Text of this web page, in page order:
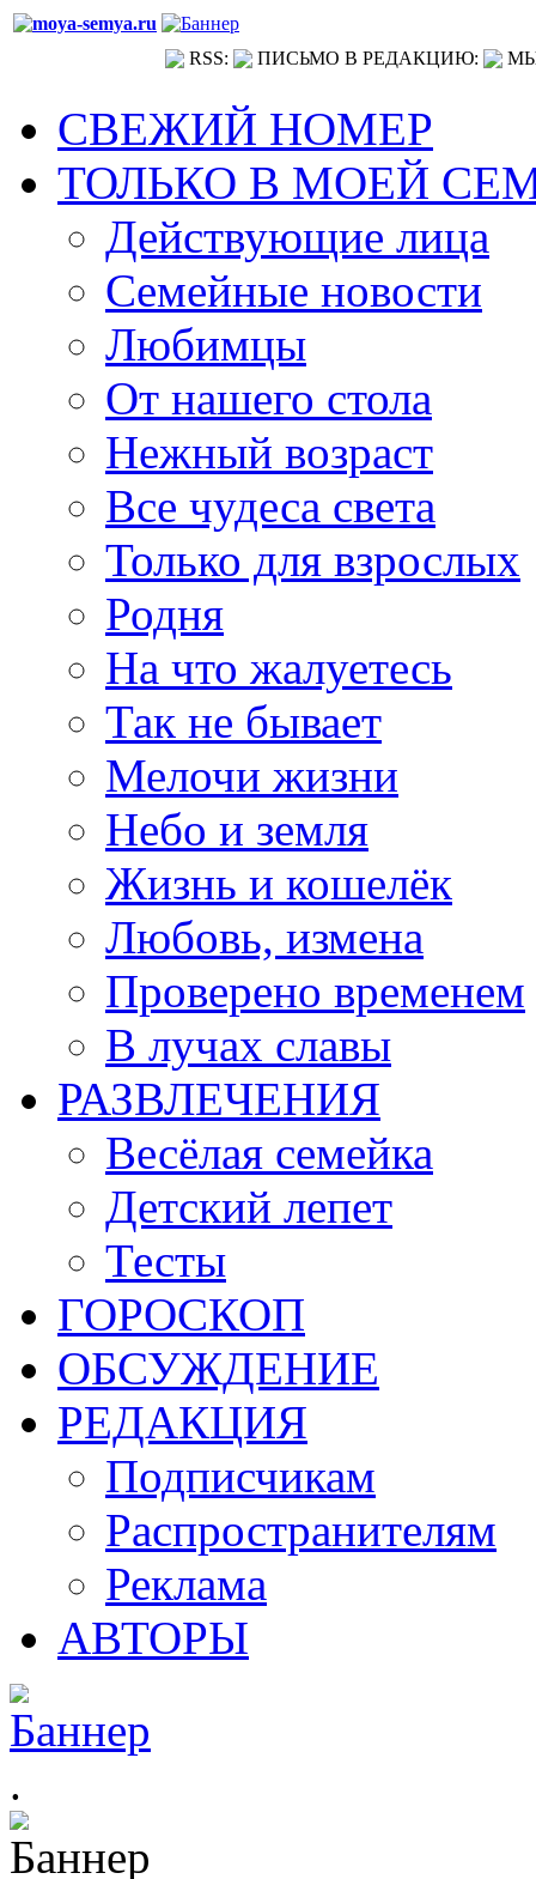
RSS: ПИСЬМО В РЕДАКЦИЮ:
СВЕЖИЙ НОМЕР
ТОЛЬКО В МОЕЙ
Действующие лица
Семейные новости
Любимцы
От нашего стола
Нежный возраст
Все чудеса света
Только для взрослых
Родня
На что жалуетесь
Так не бывает
Мелочи жизни
Небо и земля
Жизнь и кошелёк
Любовь, измена
Проверено временем
В лучах славы
РАЗВЛЕЧЕНИЯ
Весёлая семейка
Детский лепет
Тесты
ГОРОСКОП
ОБСУЖДЕНИЕ
РЕДАКЦИЯ
Подписчикам
Распространителям
Реклама
АВТОРЫ
.